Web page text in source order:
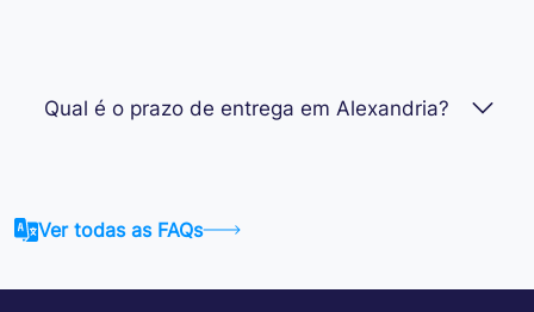
Qual é o prazo de entrega em Alexandria?
Ver todas as FAQs